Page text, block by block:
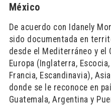
México
De acuerdo con Idanely
sido documentada en
desde el Mediterráneo y el
Europa (Inglaterra,
Francia, Escandinavia),
donde se le reconoce en
Guatemala, Argentina y